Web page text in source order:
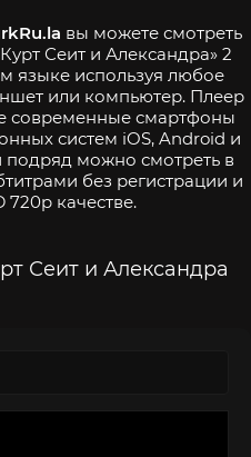
вы можете смотреть
Сеит и Александра» 2
языке используя любое
или компьютер. Плеер
современные смартфоны
систем iOS, Android и
подряд можно смотреть в
без регистрации и
720p качестве.
Сеит и Александра